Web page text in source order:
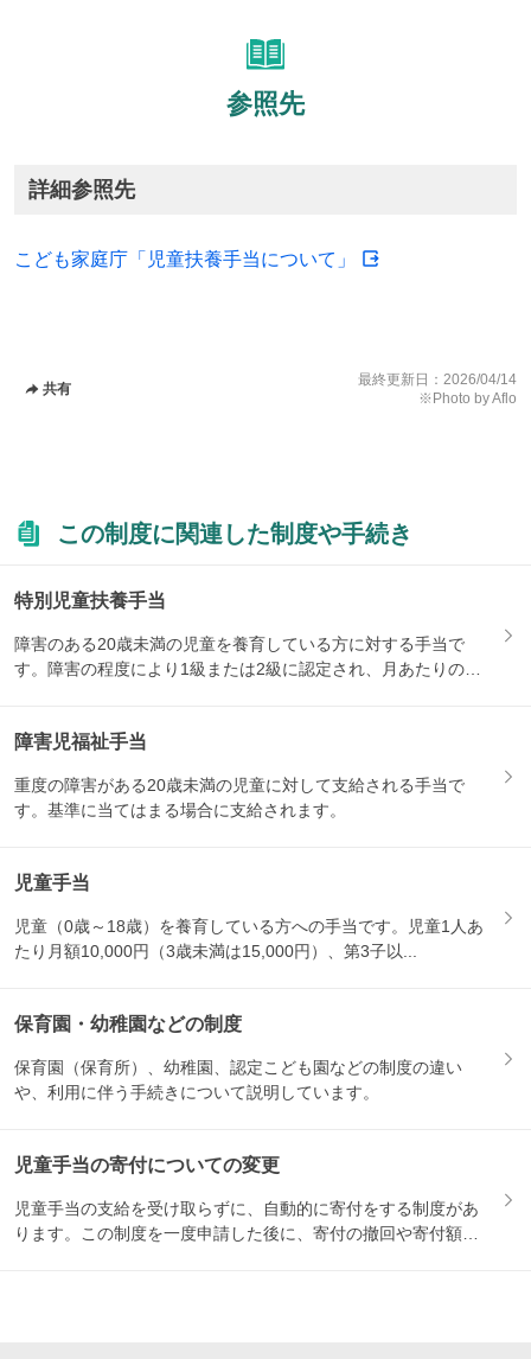
参照先
詳細参照先
こども家庭庁「児童扶養手当について」
共有
最終更新日： 2026/04/14
※Photo by Aflo
この制度に関連した制度や手続き
特別児童扶養手当
障害のある20歳未満の児童を養育している方に対する手当で
す。障害の程度により1級または2級に認定され、月あたりの支
障害児福祉手当
重度の障害がある20歳未満の児童に対して支給される手当で
す。基準に当てはまる場合に支給されます。
児童手当
児童（0歳～18歳）を養育している方への手当です。児童1人あ
たり月額10,000円（3歳未満は15,000円）、第3子以...
保育園・幼稚園などの制度
保育園（保育所）、幼稚園、認定こども園などの制度の違い
や、利用に伴う手続きについて説明しています。
児童手当の寄付についての変更
児童手当の支給を受け取らずに、自動的に寄付をする制度があ
ります。この制度を一度申請した後に、寄付の撤回や寄付額の